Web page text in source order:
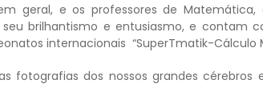
geral, e os professores de
brilhantismo e entusiasmo, e contam
internacionais “SuperTmatik-Cálculo
fotografias dos nossos grandes